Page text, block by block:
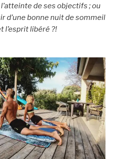
de ses objectifs ; ou
d’une bonne nuit de sommeil
l’esprit libéré ?!